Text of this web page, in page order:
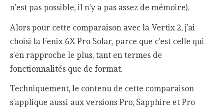
n’est pas possible, il n’y a pas assez de mémoire).
Alors pour cette comparaison avec la Vertix 2, j’ai
choisi la Fenix 6X Pro Solar, parce que c’est celle qui
s’en rapproche le plus, tant en termes de
fonctionnalités que de format.
Techniquement, le contenu de cette comparaison
s’applique aussi aux versions Pro, Sapphire et Pro